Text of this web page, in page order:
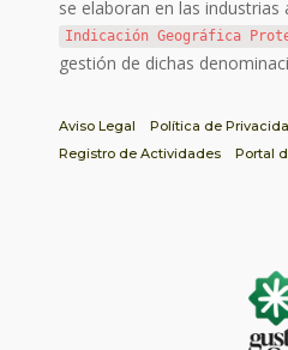
se elaboran en las industrias
Indicación Geográfica
gestión de dichas
Aviso Legal Política de
Registro de Actividades
Portal